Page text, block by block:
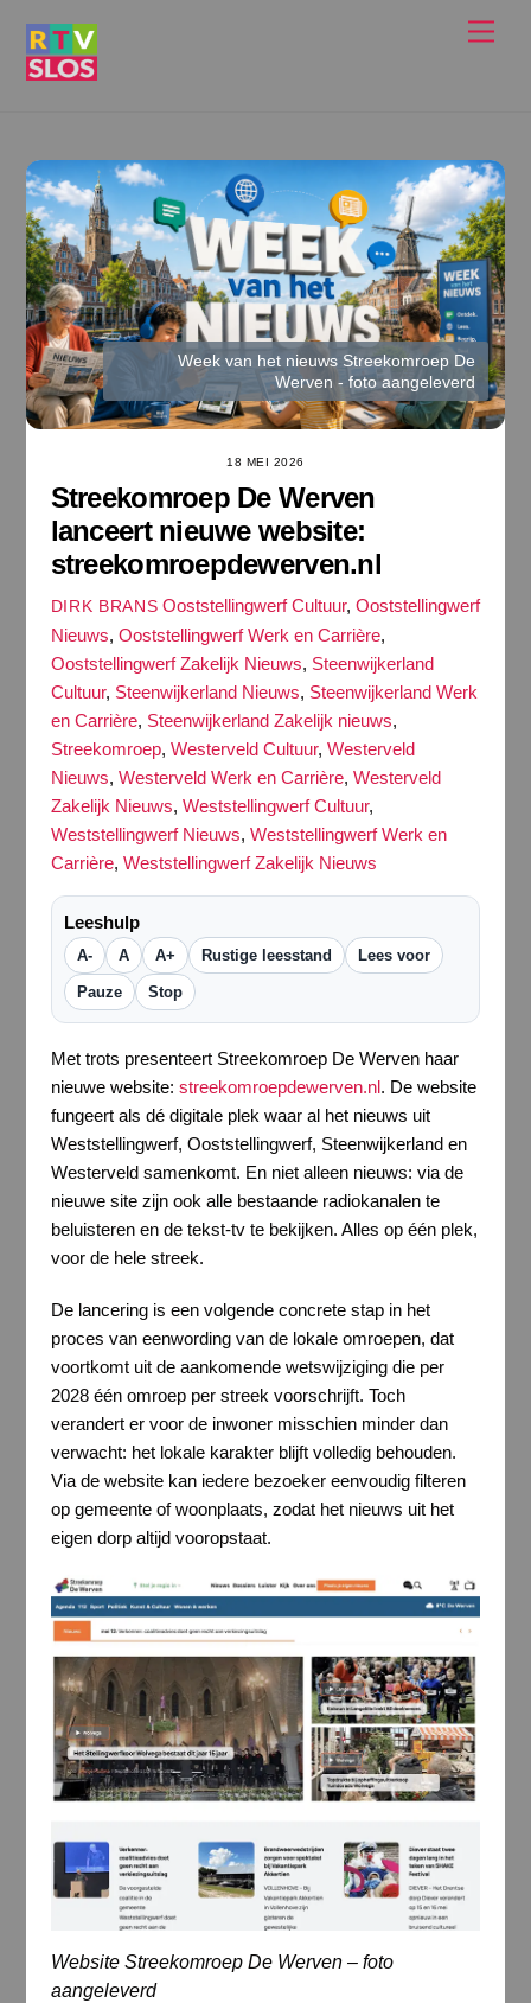
Week van het nieuws Streekomroep De
Werven - foto aangeleverd
18 MEI 2026
Streekomroep De Werven
lanceert nieuwe website:
streekomroepdewerven.nl
DIRK BRANS Ooststellingwerf Cultuur,Ooststellingwerf
Nieuws, Ooststellingwerf Werk en Carrière,
Ooststellingwerf Zakelijk Nieuws, Steenwijkerland
Cultuur, Steenwijkerland Nieuws, Steenwijkerland Werk
en Carrière, Steenwijkerland Zakelijk nieuws,
Streekomroep, Westerveld Cultuur, Westerveld
Nieuws, Westerveld Werk en Carrière, Westerveld
Zakelijk Nieuws, Weststellingwerf Cultuur,
Weststellingwerf Nieuws, Weststellingwerf Werk en
Carrière, Weststellingwerf Zakelijk Nieuws
Leeshulp
A- A A+ Rustige leesstand Lees voor
Pauze Stop
Met trots presenteert Streekomroep De Werven haar
nieuwe website: streekomroepdewerven.nl. De website
fungeert als dé digitale plek waar al het nieuws uit
Weststellingwerf, Ooststellingwerf, Steenwijkerland en
Westerveld samenkomt. En niet alleen nieuws: via de
nieuwe site zijn ook alle bestaande radiokanalen te
beluisteren en de tekst-tv te bekijken. Alles op één plek,
voor de hele streek.
De lancering is een volgende concrete stap in het
proces van eenwording van de lokale omroepen, dat
voortkomt uit de aankomende wetswijziging die per
2028 één omroep per streek voorschrijft. Toch
verandert er voor de inwoner misschien minder dan
verwacht: het lokale karakter blijft volledig behouden.
Via de website kan iedere bezoeker eenvoudig filteren
op gemeente of woonplaats, zodat het nieuws uit het
eigen dorp altijd vooropstaat.
Website Streekomroep De Werven – foto
aangeleverd